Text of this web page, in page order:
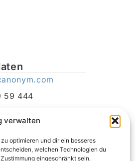
verwalten
optimieren und dir ein besseres
welchen Technologien du
eingeschränkt sein.
59 444